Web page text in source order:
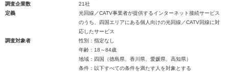
調査企業数
21社
定義
光回線／CATV事業者が提供するインターネット接続サービス
のうち、四国エリアにある個人向けの光回線／CATV回線に対
応したサービス
調査対象者
性別：指定なし
年齢：18～84歳
地域：四国（徳島県、香川県、愛媛県、高知県）
条件：以下すべての条件を満たす人を対象とする